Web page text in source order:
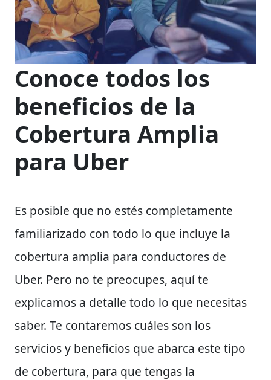
Conoce todos los
beneficios de la
Cobertura Amplia
para Uber
Es posible que no estés completamente
familiarizado con todo lo que incluye la
cobertura amplia para conductores de
Uber. Pero no te preocupes, aquí te
explicamos a detalle todo lo que necesitas
saber. Te contaremos cuáles son los
servicios y beneficios que abarca este tipo
de cobertura, para que tengas la